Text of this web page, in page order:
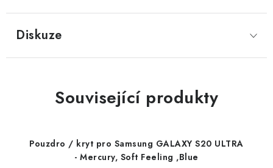
Diskuze
Související produkty
Pouzdro / kryt pro Samsung GALAXY S20 ULTRA
- Mercury, Soft Feeling ,Blue